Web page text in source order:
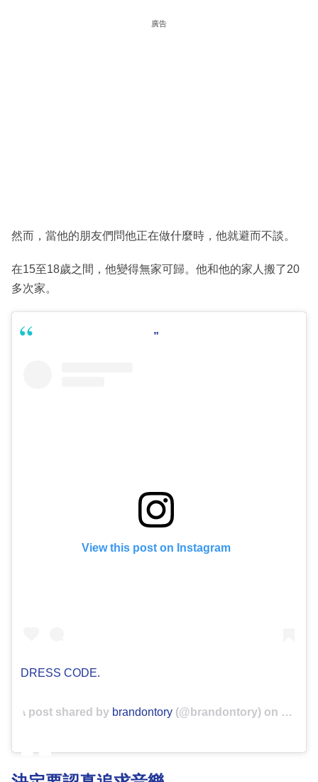
廣告
然而，當他的朋友們問他正在做什麼時，他就避而不談。
在15至18歲之間，他變得無家可歸。他和他的家人搬了20
多次家。
View this post on Instagram
DRESS CODE.
A post shared by brandontory(@brandontory) on Nov